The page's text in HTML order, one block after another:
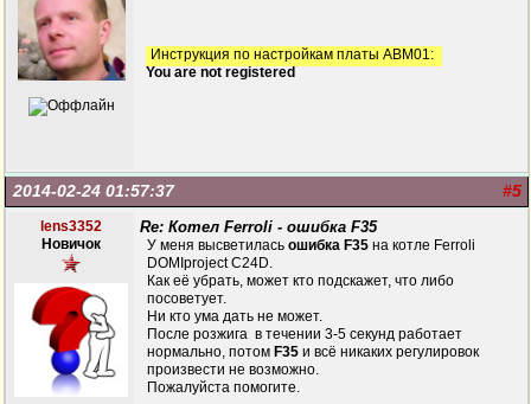
Инструкция по настройкам платы ABM01:
You are not registered
#5
2014-02-24 01:57:37
lens3352
Новичок
Re: Котел Ferroli - ошибка F35
У меня высветилась ошибка F35 на котле Ferroli
DOMIproject C24D.
Как её убрать, может кто подскажет, что либо
посоветует.
Ни кто ума дать не может.
После розжига в течении 3-5 секунд работает
нормально, потом F35 и всё никаких регулировок
произвести не возможно.
Пожалуйста помогите.